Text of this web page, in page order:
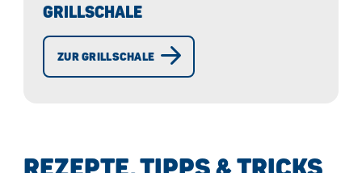
GRILLSCHALE
ZUR GRILLSCHALE